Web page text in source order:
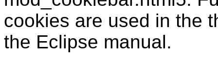
cookies are used in the
the Eclipse manual.